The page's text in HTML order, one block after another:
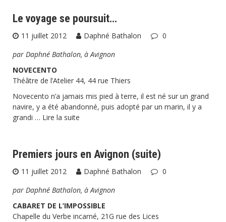
Le voyage se poursuit…
11 juillet 2012 Daphné Bathalon
0
par Daphné Bathalon, à Avignon
NOVECENTO
Théâtre de l’Atelier 44, 44 rue Thiers
Novecento n’a jamais mis pied à terre, il est né sur un grand
navire, y a été abandonné, puis adopté par un marin, il y a
grandi … Lire la suite
Premiers jours en Avignon (suite)
11 juillet 2012 Daphné Bathalon
0
par Daphné Bathalon, à Avignon
CABARET DE L’IMPOSSIBLE
Chapelle du Verbe incarné, 21G rue des Lices